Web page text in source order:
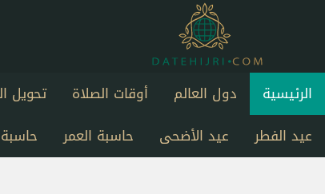
الرئيسية دول العالم أوقات الصلاة تحويل
عيد الفطر
عيد الأضحى حاسبة العمر حاسبة